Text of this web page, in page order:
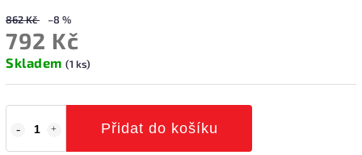
862 Kč –8 %
792 Kč
Skladem (1 ks)
Přidat do košíku